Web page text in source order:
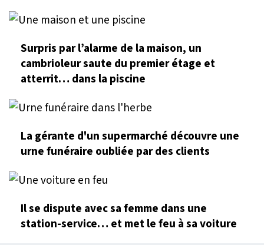
Surpris par l’alarme de la maison, un
cambrioleur saute du premier étage et
atterrit… dans la piscine
La gérante d'un supermarché découvre une
urne funéraire oubliée par des clients
Il se dispute avec sa femme dans une
station-service… et met le feu à sa voiture